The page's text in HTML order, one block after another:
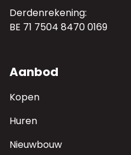
Derdenrekening:
BE 71 7504 8470 0169
Aanbod
Kopen
Huren
Nieuwbouw